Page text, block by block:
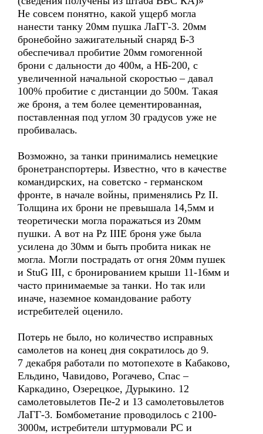
Не совсем понятно, какой ущерб могла
нанести танку 20мм пушка ЛаГГ-3. 20мм
бронебойно зажигательный снаряд Б-3
обеспечивал пробитие 20мм гомогенной
брони с дальности до 400м, а НБ-200, с
увеличенной начальной скоростью – давал
100% пробитие с дистанции до 500м. Такая
же броня, а тем более цементированная,
поставленная под углом 30 градусов уже не
пробивалась.
Возможно, за танки принимались немецкие
бронетранспортеры. Известно, что в качестве
командирских, на советско - германском
фронте, в начале войны, применялись Pz II.
Толщина их брони не превышала 14,5мм и
теоретически могла поражаться из 20мм
пушки. А вот на Pz IIIE броня уже была
усилена до 30мм и быть пробита никак не
могла. Могли пострадать от огня 20мм пушек
и StuG III, с бронированием крыши 11-16мм и
часто принимаемые за танки. Но так или
иначе, наземное командование работу
истребителей оценило.
Потерь не было, но количество исправных
самолетов на конец дня сократилось до 9.
7 декабря работали по мотопехоте в Кабаково,
Ельдино, Чавидово, Рогачево, Спас –
Каркадино, Озерецкое, Дурыкино. 12
самолетовылетов Пе-2 и 13 самолетовылетов
ЛаГГ-3. Бомбометание проводилось с 2100-
3000м, истребители штурмовали РС и